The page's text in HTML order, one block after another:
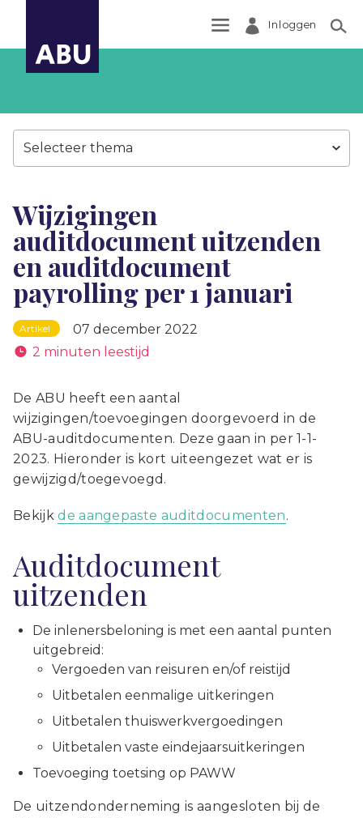
Inloggen
Selecteer thema
Wijzigingen
auditdocument uitzenden
en auditdocument
payrolling per 1 januari
Artikel
07 december 2022
2 minuten leestijd
De ABU heeft een aantal
wijzigingen/toevoegingen doorgevoerd in de
ABU-auditdocumenten. Deze gaan in per 1-1-
2023. Hieronder is kort uiteengezet wat er is
gewijzigd/toegevoegd.
Bekijkde aangepaste auditdocumenten.
Auditdocument
uitzenden
De inlenersbeloning is met een aantal punten
uitgebreid:
Vergoeden van reisuren en/of reistijd
Uitbetalen eenmalige uitkeringen
Uitbetalen thuiswerkvergoedingen
Uitbetalen vaste eindejaarsuitkeringen
Toevoeging toetsing op PAWW
De uitzendonderneming is aangesloten bij de